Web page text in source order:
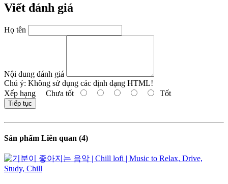
Viết đánh giá
Họ tên
Nội dung đánh giá
Chú ý: Không sử dụng các định dạng HTML!
Xếp hạng Chưa tốt Tốt
Tiếp tục
Sản phẩm Liên quan (4)